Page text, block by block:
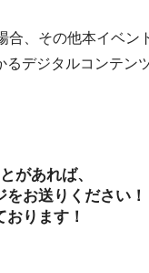
、その他本イベン
デジタルコンテン
があれば、
お送りください！
ります！